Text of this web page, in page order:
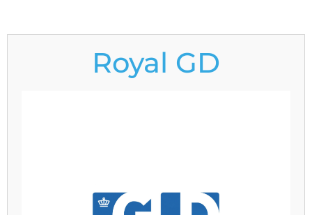
Royal GD